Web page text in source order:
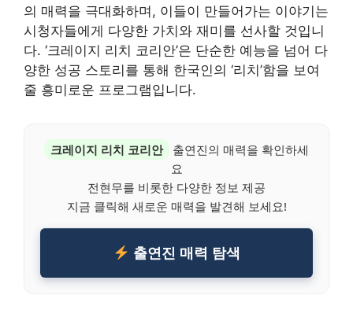
의 매력을 극대화하며, 이들이 만들어가는 이야기는
시청자들에게 다양한 가치와 재미를 선사할 것입니
다. ‘크레이지 리치 코리안’은 단순한 예능을 넘어 다
양한 성공 스토리를 통해 한국인의 ‘리치’함을 보여
줄 흥미로운 프로그램입니다.
크레이지 리치 코리안
출연진의 매력을 확인하세
요
전현무를 비롯한 다양한 정보 제공
지금 클릭해 새로운 매력을 발견해 보세요!
출연진 매력 탐색